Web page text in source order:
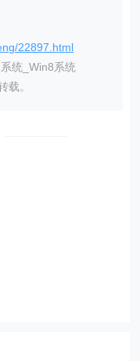
22897.html
统_Win8系统
载。